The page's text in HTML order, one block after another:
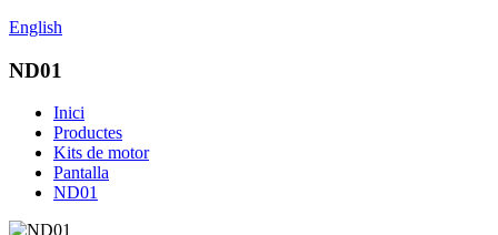
English
ND01
Inici
Productes
Kits de motor
Pantalla
ND01